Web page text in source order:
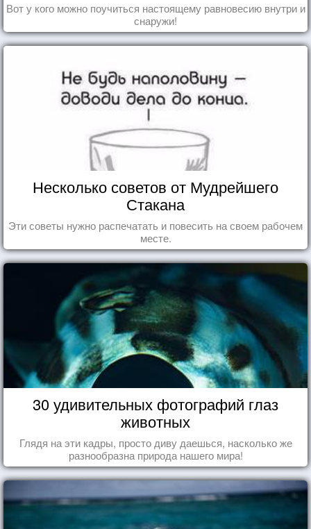
Вот у кого можно поучиться настоящему равновесию внутри и
снаружи!
Несколько советов от Мудрейшего
Стакана
Эти советы нужно распечатать и повесить на своем рабочем
месте.
30 удивительных фотографий глаз
животных
Глядя на эти кадры, просто диву даешься, насколько же
разнообразна природа нашего мира!